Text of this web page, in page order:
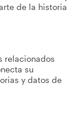
de la historia
relacionados
su
y datos de